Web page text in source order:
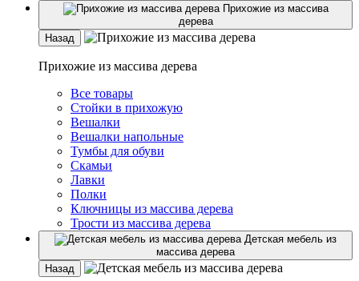
Прихожие из массива
дерева
Назад
Прихожие из массива дерева
Все товары
Стойки в прихожую
Вешалки
Вешалки напольные
Тумбы для обуви
Скамьи
Лавки
Полки
Ключницы из массива дерева
Трости из массива дерева
Детская мебель из
массива дерева
Назад